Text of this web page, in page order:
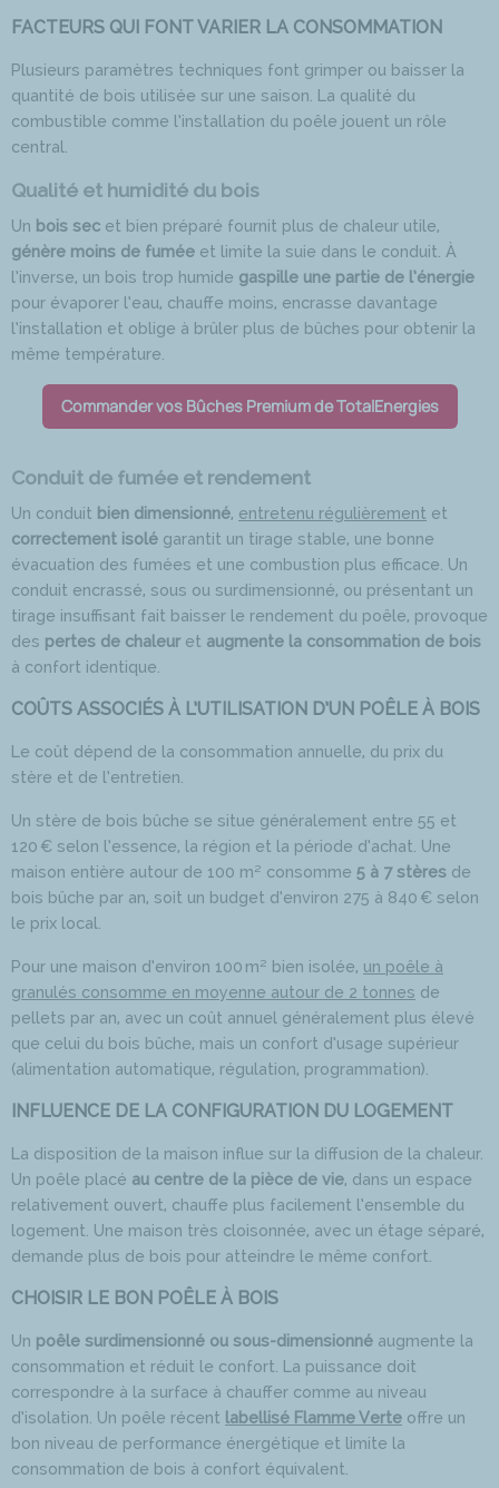
FACTEURS QUI FONT VARIER LA CONSOMMATION
Plusieurs paramètres techniques font grimper ou baisser la
quantité de bois utilisée sur une saison. La qualité du
combustible comme l’installation du poêle jouent un rôle
central.
Qualité et humidité du bois
Un bois sec et bien préparé fournit plus de chaleur utile,
génère moins de fumée et limite la suie dans le conduit. À
l’inverse, un bois trop humide gaspille une partie de l’énergie
pour évaporer l’eau, chauffe moins, encrasse davantage
l’installation et oblige à brûler plus de bûches pour obtenir la
même température.
Commander vos Bûches Premium de TotalEnergies
Conduit de fumée et rendement
Un conduit bien dimensionné, entretenu régulièrement et
correctement isolé garantit un tirage stable, une bonne
évacuation des fumées et une combustion plus efficace. Un
conduit encrassé, sous ou surdimensionné, ou présentant un
tirage insuffisant fait baisser le rendement du poêle, provoque
des pertes de chaleur et augmente la consommation de bois
à confort identique.
COÛTS ASSOCIÉS À L’UTILISATION D’UN POÊLE À BOIS
Le coût dépend de la consommation annuelle, du prix du
stère et de l’entretien.
Un stère de bois bûche se situe généralement entre 55 et
120 € selon l’essence, la région et la période d’achat. Une
maison entière autour de 100 m² consomme 5 à 7 stères de
bois bûche par an, soit un budget d’environ 275 à 840 € selon
le prix local.
Pour une maison d’environ 100 m² bien isolée, un poêle à
granulés consomme en moyenne autour de 2 tonnes de
pellets par an, avec un coût annuel généralement plus élevé
que celui du bois bûche, mais un confort d’usage supérieur
(alimentation automatique, régulation, programmation).
INFLUENCE DE LA CONFIGURATION DU LOGEMENT
La disposition de la maison influe sur la diffusion de la chaleur.
Un poêle placé au centre de la pièce de vie, dans un espace
relativement ouvert, chauffe plus facilement l’ensemble du
logement. Une maison très cloisonnée, avec un étage séparé,
demande plus de bois pour atteindre le même confort.
CHOISIR LE BON POÊLE À BOIS
Un poêle surdimensionné ou sous-dimensionné augmente la
consommation et réduit le confort. La puissance doit
correspondre à la surface à chauffer comme au niveau
d’isolation. Un poêle récent labellisé Flamme Verte offre un
bon niveau de performance énergétique et limite la
consommation de bois à confort équivalent.